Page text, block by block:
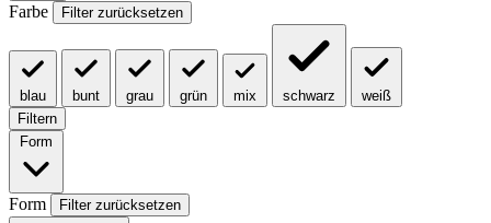
Farbe Filter zurücksetzen
blau bunt grau grün mix schwarz
weiß
Filtern
Form
Form Filter zurücksetzen